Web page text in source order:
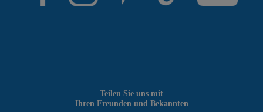
Teilen Sie uns mit
Ihren Freunden und Bekannten